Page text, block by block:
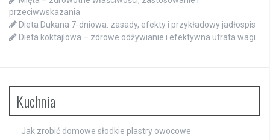
przeciwwskazania
Dieta Dukana 7-dniowa: zasady, efekty i przykładowy jadłospis
Dieta koktajlowa – zdrowe odżywianie i efektywna utrata wagi
Kuchnia
Jak zrobić domowe słodkie plastry owocowe